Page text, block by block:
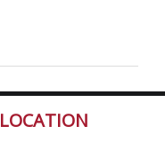
LOCATION